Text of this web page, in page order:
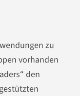
zu
vorhanden
den